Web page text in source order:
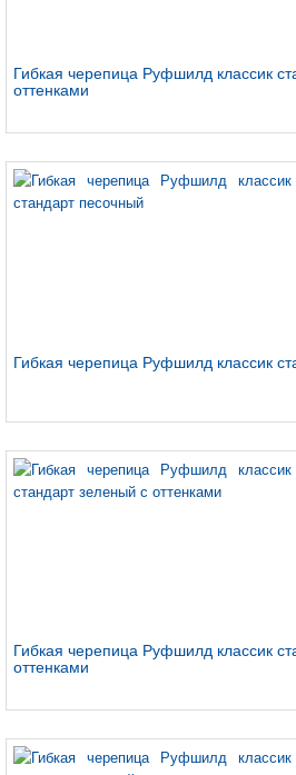
Гибкая черепица Руфшилд классик
оттенками
Гибкая черепица Руфшилд классик
Гибкая черепица Руфшилд классик
оттенками